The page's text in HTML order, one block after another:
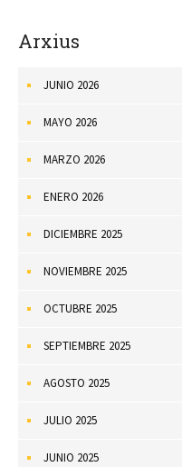
Arxius
JUNIO 2026
MAYO 2026
MARZO 2026
ENERO 2026
DICIEMBRE 2025
NOVIEMBRE 2025
OCTUBRE 2025
SEPTIEMBRE 2025
AGOSTO 2025
JULIO 2025
JUNIO 2025